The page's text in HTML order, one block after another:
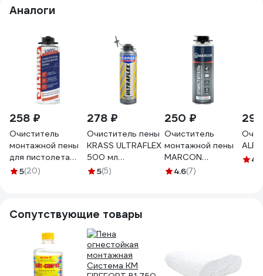
Аналоги
258 ₽
Очиститель
монтажной пены
для пистолета
всесезонный
5(20)
278 ₽
Очиститель пены
KRASS ULTRAFLEX
500 мл
90005173296
5(5)
250 ₽
Очиститель
монтажной пены
MARCON
OMP.MAR.UN
4.6(7)
4.8
Сопутствующие товары